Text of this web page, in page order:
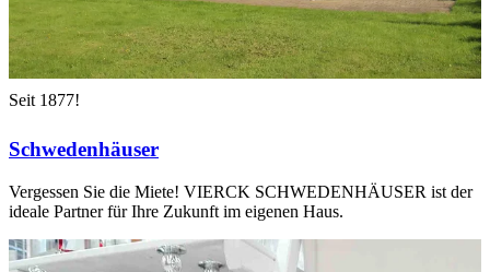
Seit 1877!
Schwedenhäuser
Vergessen Sie die Miete! VIERCK SCHWEDENHÄUSER ist der
ideale Partner für Ihre Zukunft im eigenen Haus.